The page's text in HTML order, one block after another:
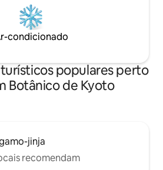
condicionado
populares perto
Botânico de Kyoto
jinja
recomendam